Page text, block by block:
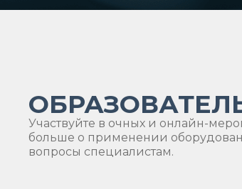
Участвуйте в очных и онлайн-
больше о применении
вопросы специалистам.